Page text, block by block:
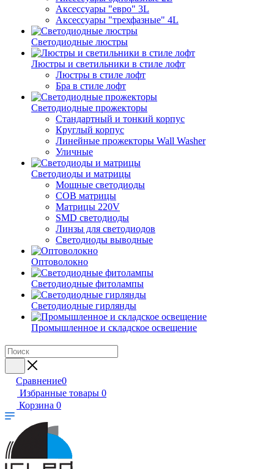
Аксессуары "евро" 3L
Аксессуары "трехфазные" 4L
Светодиодные люстры
Люстры и светильники в стиле лофт
Люстры в стиле лофт
Бра в стиле лофт
Светодиодные прожекторы
Стандартный и тонкий корпус
Круглый корпус
Линейные прожекторы Wall Washer
Уличные
Светодиоды и матрицы
Мощные светодиоды
COB матрицы
Матрицы 220V
SMD светодиоды
Линзы для светодиодов
Светодиоды выводные
Оптоволокно
Светодиодные фитолампы
Светодиодные гирлянды
Промышленное и складское освещение
Сравнение0
Избранные товары 0
Корзина 0